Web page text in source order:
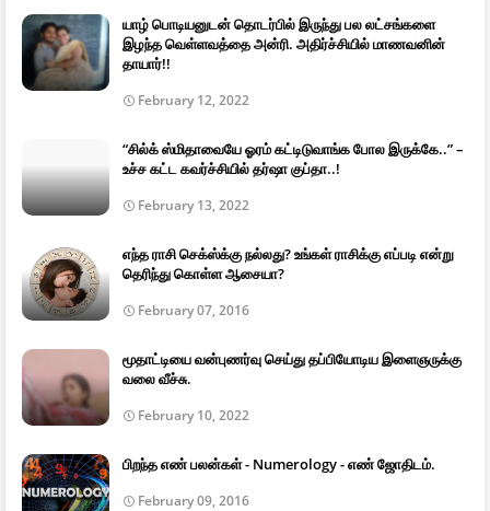
யாழ் பொடியனுடன் தொடர்பில் இருந்து பல லட்சங்களை
இழந்த வெள்ளவத்தை அன்ரி. அதிர்ச்சியில் மாணவனின்
தாயார்!!
February 12, 2022
“சில்க் ஸ்மிதாவையே ஓரம் கட்டிடுவாங்க போல இருக்கே..” –
உச்ச கட்ட கவர்ச்சியில் தர்ஷா குப்தா..!
February 13, 2022
எந்த ராசி செக்ஸ்க்கு நல்லது? உங்கள் ராசிக்கு எப்படி என்று
தெரிந்து கொள்ள ஆசையா?
February 07, 2016
மூதாட்டியை வன்புணர்வு செய்து தப்பியோடிய இளைஞருக்கு
வலை வீச்சு.
February 10, 2022
பிறந்த எண் பலன்கள் - Numerology - எண் ஜோதிடம்.
February 09, 2016